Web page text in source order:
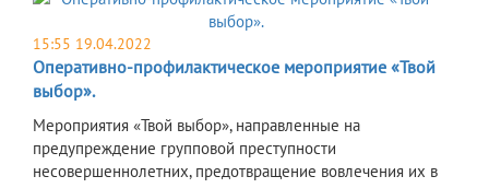
15:55 19.04.2022
Оперативно-профилактическое мероприятие «Твой
выбор».
Мероприятия «Твой выбор», направленные на
предупреждение групповой преступности
несовершеннолетних, предотвращение вовлечения их в